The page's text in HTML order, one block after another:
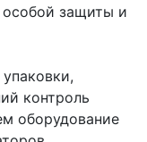
защиты и
контроль
оборудование